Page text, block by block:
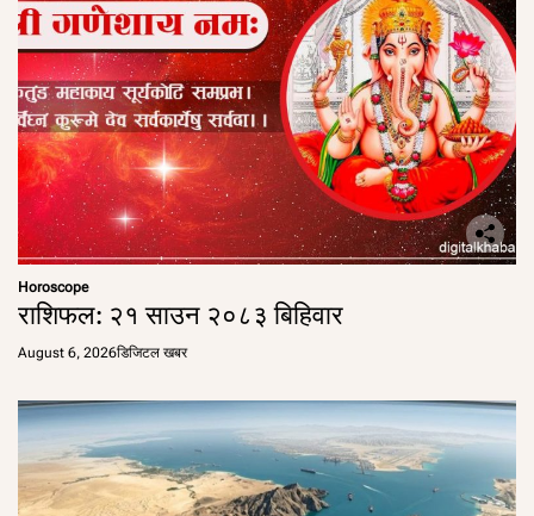
Horoscope
राशिफल: २१ साउन २०८३ बिहिवार
August 6, 2026डिजिटल खबर